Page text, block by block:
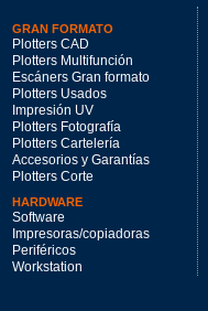
GRAN FORMATO
Plotters CAD
Plotters Multifunción
Escáners Gran formato
Plotters Usados
Impresión UV
Plotters Fotografía
Plotters Cartelería
Accesorios y Garantías
Plotters Corte
HARDWARE
Software
Impresoras/copiadoras
Periféricos
Workstation